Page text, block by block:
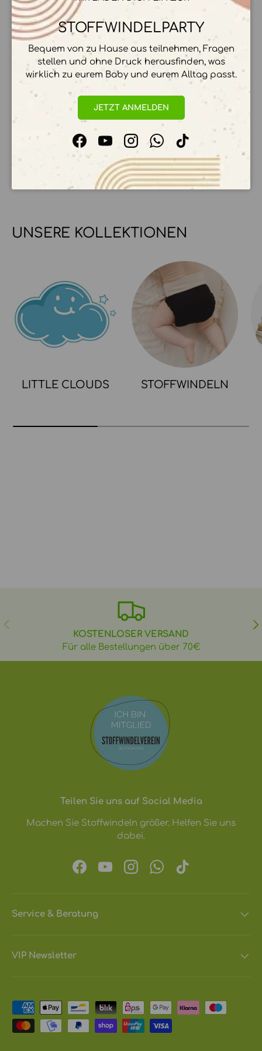
HERSTELLER & HERKUNFT
ZAHLUNGSMÖGLICHKEITEN
Ihre Zahlungsinformationen werden sicher
verarbeitet. Wir speichern keine
Kreditkartendetails.
UNSERE KOLLEKTIONEN
LITTLE CLOUDS STOFFWINDELN
STOFFWINDELPARTY
Bequem von zu Hause aus teilnehmen, Fragen
stellen und ohne Druck herausfinden, was
wirklich zu eurem Baby und eurem Alltag passt.
JETZT ANMELDEN
FacebookYouTubeInstagramWhatsApp
TikTok
VORHERIGE
KOSTENLOSER VERSAND
Für alle Bestellungen über 70€
Teilen Sie uns auf Social Media
Machen Sie Stoffwindeln größer. Helfen Sie uns
dabei.
FacebookYouTubeInstagramWhatsApp
TikTok
Service & Beratung
VIP Newsletter
Zahlungsmethoden